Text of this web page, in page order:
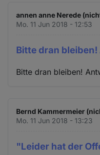
annen anne Nerede
Mo. 11 Jun 2018 - 12:53
Bitte dran
Bitte dran bleiben!
Bernd Kammermeier
Mo. 11 Jun 2018 - 13:23
"Leider hat der